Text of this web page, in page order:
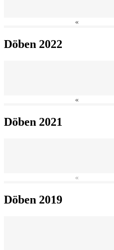
«
Döben 2022
«
Döben 2021
«
Döben 2019